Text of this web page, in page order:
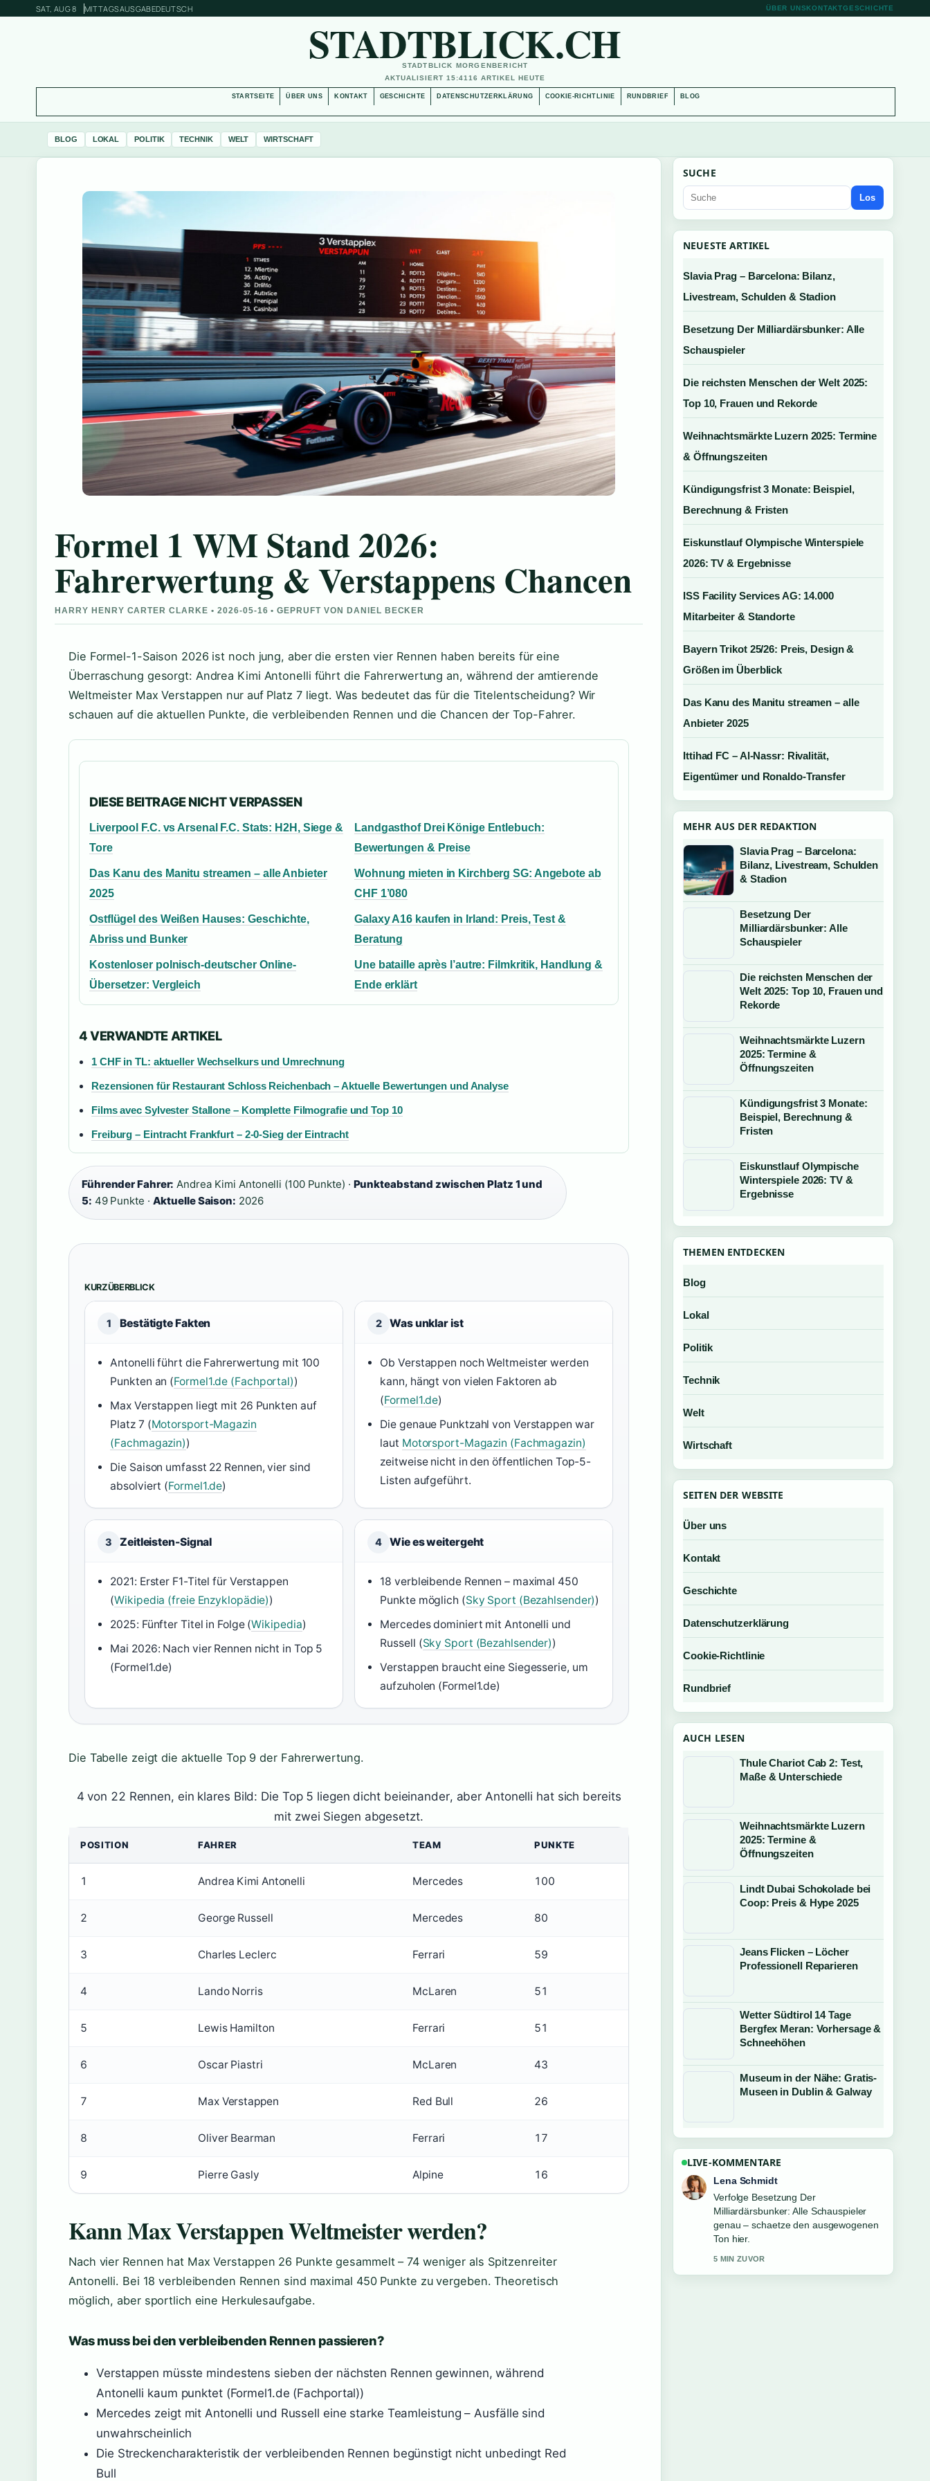
SAT, AUG 8 MITTAGSAUSGABEDEUTSCH ÜBER UNSKONTAKTGESCHICHTE
STADTBLICK.CH
STADTBLICK MORGENBERICHT
AKTUALISIERT 15:41 16 ARTIKEL HEUTE
STARTSEITE ÜBER UNS KONTAKT GESCHICHTE DATENSCHUTZERKLÄRUNG COOKIE-RICHTLINIE RUNDBRIEF BLOG
BLOG LOKAL POLITIK TECHNIK WELT WIRTSCHAFT
Formel 1 WM Stand 2026:
Fahrerwertung & Verstappens Chancen
HARRY HENRY CARTER CLARKE • 2026-05-16 • GEPRUFT VON DANIEL BECKER
Die Formel-1-Saison 2026 ist noch jung, aber die ersten vier Rennen haben bereits für eine
Überraschung gesorgt: Andrea Kimi Antonelli führt die Fahrerwertung an, während der amtierende
Weltmeister Max Verstappen nur auf Platz 7 liegt. Was bedeutet das für die Titelentscheidung? Wir
schauen auf die aktuellen Punkte, die verbleibenden Rennen und die Chancen der Top-Fahrer.
DIESE BEITRAGE NICHT VERPASSEN
Liverpool F.C. vs Arsenal F.C. Stats: H2H, Siege &
Tore
Landgasthof Drei Könige Entlebuch:
Bewertungen & Preise
Das Kanu des Manitu streamen – alle Anbieter
2025
Wohnung mieten in Kirchberg SG: Angebote ab
CHF 1’080
Ostflügel des Weißen Hauses: Geschichte,
Abriss und Bunker
Galaxy A16 kaufen in Irland: Preis, Test &
Beratung
Kostenloser polnisch-deutscher Online-
Übersetzer: Vergleich
Une bataille après l’autre: Filmkritik, Handlung &
Ende erklärt
4 VERWANDTE ARTIKEL
1 CHF in TL: aktueller Wechselkurs und Umrechnung
Rezensionen für Restaurant Schloss Reichenbach – Aktuelle Bewertungen und Analyse
Films avec Sylvester Stallone – Komplette Filmografie und Top 10
Freiburg – Eintracht Frankfurt – 2-0-Sieg der Eintracht
Führender Fahrer: Andrea Kimi Antonelli (100 Punkte) · Punkteabstand zwischen Platz 1 und
5: 49 Punkte · Aktuelle Saison: 2026
KURZÜBERBLICK
1 Bestätigte Fakten
Antonelli führt die Fahrerwertung mit 100
Punkten an (Formel1.de (Fachportal))
Max Verstappen liegt mit 26 Punkten auf
Platz 7 (Motorsport-Magazin
(Fachmagazin))
Die Saison umfasst 22 Rennen, vier sind
absolviert (Formel1.de)
2 Was unklar ist
Ob Verstappen noch Weltmeister werden
kann, hängt von vielen Faktoren ab
(Formel1.de)
Die genaue Punktzahl von Verstappen war
laut Motorsport-Magazin (Fachmagazin)
zeitweise nicht in den öffentlichen Top-5-
Listen aufgeführt.
3 Zeitleisten-Signal
2021: Erster F1-Titel für Verstappen
(Wikipedia (freie Enzyklopädie))
2025: Fünfter Titel in Folge (Wikipedia)
Mai 2026: Nach vier Rennen nicht in Top 5
(Formel1.de)
4 Wie es weitergeht
18 verbleibende Rennen – maximal 450
Punkte möglich (Sky Sport (Bezahlsender))
Mercedes dominiert mit Antonelli und
Russell (Sky Sport (Bezahlsender))
Verstappen braucht eine Siegesserie, um
aufzuholen (Formel1.de)
Die Tabelle zeigt die aktuelle Top 9 der Fahrerwertung.
4 von 22 Rennen, ein klares Bild: Die Top 5 liegen dicht beieinander, aber Antonelli hat sich bereits
mit zwei Siegen abgesetzt.
POSITION FAHRER TEAM PUNKTE
1 Andrea Kimi Antonelli Mercedes 100
2 George Russell Mercedes 80
3 Charles Leclerc Ferrari 59
4 Lando Norris McLaren 51
5 Lewis Hamilton Ferrari 51
6 Oscar Piastri McLaren 43
7 Max Verstappen Red Bull 26
8 Oliver Bearman Ferrari 17
9 Pierre Gasly Alpine 16
Kann Max Verstappen Weltmeister werden?
Nach vier Rennen hat Max Verstappen 26 Punkte gesammelt – 74 weniger als Spitzenreiter
Antonelli. Bei 18 verbleibenden Rennen sind maximal 450 Punkte zu vergeben. Theoretisch
möglich, aber sportlich eine Herkulesaufgabe.
Was muss bei den verbleibenden Rennen passieren?
Verstappen müsste mindestens sieben der nächsten Rennen gewinnen, während
Antonelli kaum punktet (Formel1.de (Fachportal))
Mercedes zeigt mit Antonelli und Russell eine starke Teamleistung – Ausfälle sind
unwahrscheinlich
Die Streckencharakteristik der verbleibenden Rennen begünstigt nicht unbedingt Red
Bull
SUCHE
Los
NEUESTE ARTIKEL
Slavia Prag – Barcelona: Bilanz,
Livestream, Schulden & Stadion
Besetzung Der Milliardärsbunker: Alle
Schauspieler
Die reichsten Menschen der Welt 2025:
Top 10, Frauen und Rekorde
Weihnachtsmärkte Luzern 2025: Termine
& Öffnungszeiten
Kündigungsfrist 3 Monate: Beispiel,
Berechnung & Fristen
Eiskunstlauf Olympische Winterspiele
2026: TV & Ergebnisse
ISS Facility Services AG: 14.000
Mitarbeiter & Standorte
Bayern Trikot 25/26: Preis, Design &
Größen im Überblick
Das Kanu des Manitu streamen – alle
Anbieter 2025
Ittihad FC – Al-Nassr: Rivalität,
Eigentümer und Ronaldo-Transfer
MEHR AUS DER REDAKTION
Slavia Prag – Barcelona:
Bilanz, Livestream, Schulden
& Stadion
Besetzung Der
Milliardärsbunker: Alle
Schauspieler
Die reichsten Menschen der
Welt 2025: Top 10, Frauen und
Rekorde
Weihnachtsmärkte Luzern
2025: Termine &
Öffnungszeiten
Kündigungsfrist 3 Monate:
Beispiel, Berechnung &
Fristen
Eiskunstlauf Olympische
Winterspiele 2026: TV &
Ergebnisse
THEMEN ENTDECKEN
Blog
Lokal
Politik
Technik
Welt
Wirtschaft
SEITEN DER WEBSITE
Über uns
Kontakt
Geschichte
Datenschutzerklärung
Cookie-Richtlinie
Rundbrief
AUCH LESEN
Thule Chariot Cab 2: Test,
Maße & Unterschiede
Weihnachtsmärkte Luzern
2025: Termine &
Öffnungszeiten
Lindt Dubai Schokolade bei
Coop: Preis & Hype 2025
Jeans Flicken – Löcher
Professionell Reparieren
Wetter Südtirol 14 Tage
Bergfex Meran: Vorhersage &
Schneehöhen
Museum in der Nähe: Gratis-
Museen in Dublin & Galway
LIVE-KOMMENTARE
Felix Meyer
Hilfreicher Kontext zu Die reichsten
Menschen der Welt 2025: Top.... Bitte
haltet diesen Liveticker aktuell.
7 MIN ZUVOR